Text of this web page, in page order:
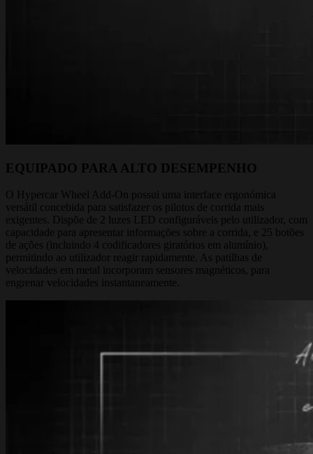
EQUIPADO PARA ALTO DESEMPENHO
O Hypercar Wheel Add-On possui uma interface ergonómica
versátil concebida para satisfazer os pilotos de corrida mais
exigentes. Dispõe de 2 luzes LED configuráveis pelo utilizador, com
capacidade para apresentar informações sobre a corrida, e 25 botões
de ações (incluindo 4 codificadores giratórios em alumínio),
permitindo ao utilizador reagir rapidamente. As patilhas de
velocidades em metal incorporam sensores magnéticos, para
engrenar velocidades instantaneamente.